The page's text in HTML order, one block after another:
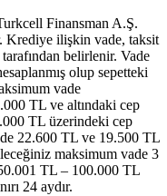
Finansman A.Ş.
Krediye ilişkin vade, taksit
belirlenir. Vade
olup sepetteki
vade
TL ve altındaki cep
TL üzerindeki cep
22.600 TL ve 19.500 TL
maksimum vade 3
TL – 100.000 TL
24 aydır.